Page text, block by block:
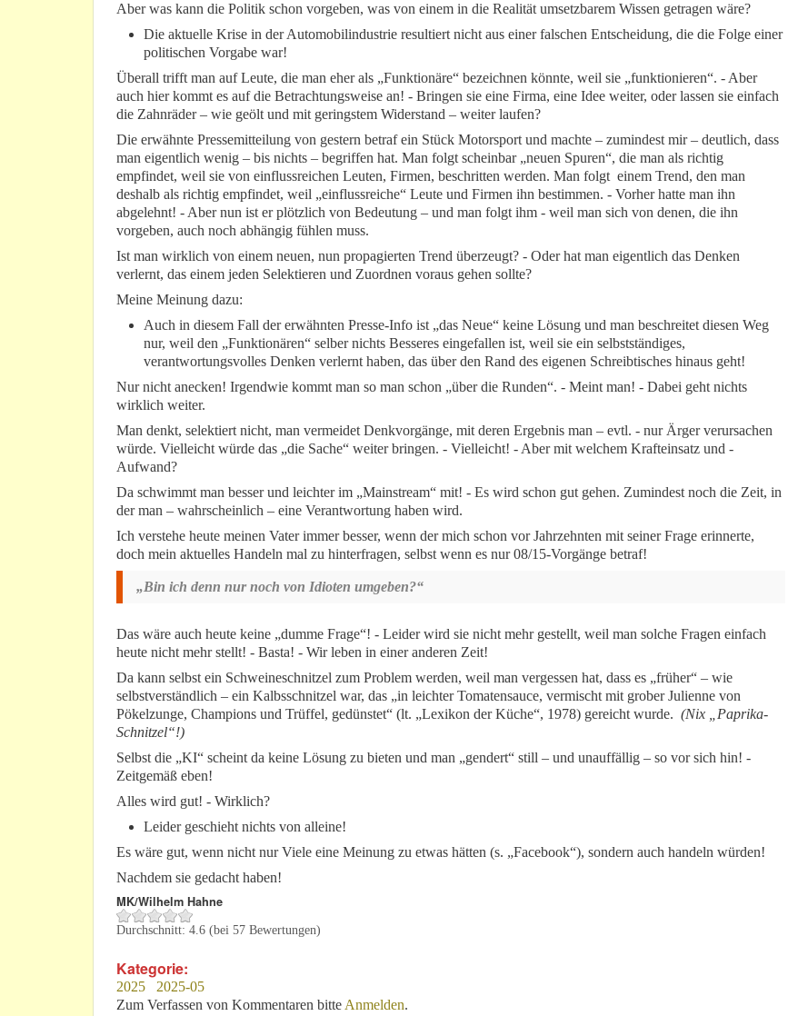
Aber was kann die Politik schon vorgeben, was von einem in die Realität umsetzbarem Wissen getragen wäre?
Die aktuelle Krise in der Automobilindustrie resultiert nicht aus einer falschen Entscheidung, die die Folge einer
politischen Vorgabe war!
Überall trifft man auf Leute, die man eher als „Funktionäre“ bezeichnen könnte, weil sie „funktionieren“. - Aber
auch hier kommt es auf die Betrachtungsweise an! - Bringen sie eine Firma, eine Idee weiter, oder lassen sie einfach
die Zahnräder – wie geölt und mit geringstem Widerstand – weiter laufen?
Die erwähnte Pressemitteilung von gestern betraf ein Stück Motorsport und machte – zumindest mir – deutlich, dass
man eigentlich wenig – bis nichts – begriffen hat. Man folgt scheinbar „neuen Spuren“, die man als richtig
empfindet, weil sie von einflussreichen Leuten, Firmen, beschritten werden. Man folgt einem Trend, den man
deshalb als richtig empfindet, weil „einflussreiche“ Leute und Firmen ihn bestimmen. - Vorher hatte man ihn
abgelehnt! - Aber nun ist er plötzlich von Bedeutung – und man folgt ihm - weil man sich von denen, die ihn
vorgeben, auch noch abhängig fühlen muss.
Ist man wirklich von einem neuen, nun propagierten Trend überzeugt? - Oder hat man eigentlich das Denken
verlernt, das einem jeden Selektieren und Zuordnen voraus gehen sollte?
Meine Meinung dazu:
Auch in diesem Fall der erwähnten Presse-Info ist „das Neue“ keine Lösung und man beschreitet diesen Weg
nur, weil den „Funktionären“ selber nichts Besseres eingefallen ist, weil sie ein selbstständiges,
verantwortungsvolles Denken verlernt haben, das über den Rand des eigenen Schreibtisches hinaus geht!
Nur nicht anecken! Irgendwie kommt man so man schon „über die Runden“. - Meint man! - Dabei geht nichts
wirklich weiter.
Man denkt, selektiert nicht, man vermeidet Denkvorgänge, mit deren Ergebnis man – evtl. - nur Ärger verursachen
würde. Vielleicht würde das „die Sache“ weiter bringen. - Vielleicht! - Aber mit welchem Krafteinsatz und -
Aufwand?
Da schwimmt man besser und leichter im „Mainstream“ mit! - Es wird schon gut gehen. Zumindest noch die Zeit, in
der man – wahrscheinlich – eine Verantwortung haben wird.
Ich verstehe heute meinen Vater immer besser, wenn der mich schon vor Jahrzehnten mit seiner Frage erinnerte,
doch mein aktuelles Handeln mal zu hinterfragen, selbst wenn es nur 08/15-Vorgänge betraf!
„Bin ich denn nur noch von Idioten umgeben?“
Das wäre auch heute keine „dumme Frage“! - Leider wird sie nicht mehr gestellt, weil man solche Fragen einfach
heute nicht mehr stellt! - Basta! - Wir leben in einer anderen Zeit!
Da kann selbst ein Schweineschnitzel zum Problem werden, weil man vergessen hat, dass es „früher“ – wie
selbstverständlich – ein Kalbsschnitzel war, das „in leichter Tomatensauce, vermischt mit grober Julienne von
Pökelzunge, Champions und Trüffel, gedünstet“ (lt. „Lexikon der Küche“, 1978) gereicht wurde. (Nix „Paprika-
Schnitzel“!)
Selbst die „KI“ scheint da keine Lösung zu bieten und man „gendert“ still – und unauffällig – so vor sich hin! -
Zeitgemäß eben!
Alles wird gut! - Wirklich?
Leider geschieht nichts von alleine!
Es wäre gut, wenn nicht nur Viele eine Meinung zu etwas hätten (s. „Facebook“), sondern auch handeln würden!
Nachdem sie gedacht haben!
MK/Wilhelm Hahne
Durchschnitt: 4.6 (bei 57 Bewertungen)
Kategorie:
2025
2025-05
Zum Verfassen von Kommentaren bitte Anmelden.